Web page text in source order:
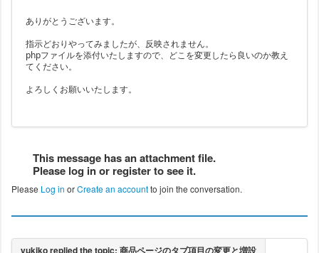
ありがとうございます。
指示どおりやってみましたが、反映されません。
phpファイルを添付いたしますので、どこを変更したら良いのか教え
てください。
よろしくお願いいたします。
This message has an attachment file.
Please log in or register to see it.
Please Log in orCreate an accountto join the conversation.